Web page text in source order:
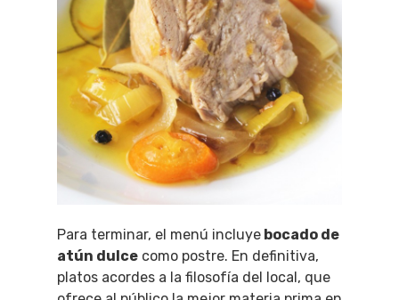
Para terminar, el menú incluye bocado de
atún dulce como postre. En definitiva,
platos acordes a la filosofía del local, que